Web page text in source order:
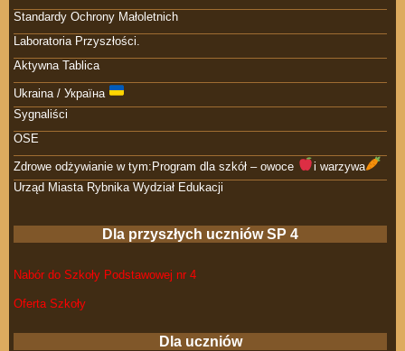
Standardy Ochrony Małoletnich
Laboratoria Przyszłości.
Aktywna Tablica
Ukraina / Україна
Sygnaliści
OSE
Zdrowe odżywianie w tym:Program dla szkół – owoce
i warzywa
Urząd Miasta Rybnika Wydział Edukacji
Dla przyszłych uczniów SP 4
Nabór do Szkoły Podstawowej nr 4
Oferta Szkoły
Dla uczniów